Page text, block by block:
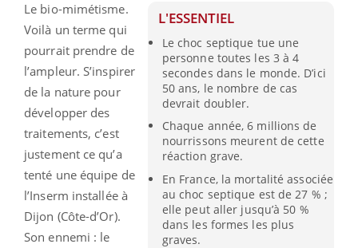
L'ESSENTIEL
Le choc septique tue une
personne toutes les 3 à 4
secondes dans le monde. D’ici
50 ans, le nombre de cas
devrait doubler.
Chaque année, 6 millions de
nourrissons meurent de cette
réaction grave.
En France, la mortalité associée
au choc septique est de 27 % ;
elle peut aller jusqu’à 50 %
dans les formes les plus
graves.
Le bio-mimétisme.
Voilà un terme qui
pourrait prendre de
l’ampleur. S’inspirer
de la nature pour
développer des
traitements, c’est
justement ce qu’a
tenté une équipe de
l’Inserm installée à
Dijon (Côte-d’Or).
Son ennemi : le